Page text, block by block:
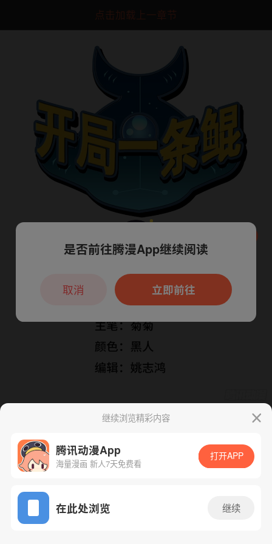
点击加载上一章节
App免费看
下一话
继续浏览精彩内容
腾讯动漫App
海量漫画 新人7天免费看
打开APP
在此处浏览 继续
本章节仅支持App阅读，可打开App新用
户7天免费看
是否前往腾漫App继续阅读
立即前往
取消